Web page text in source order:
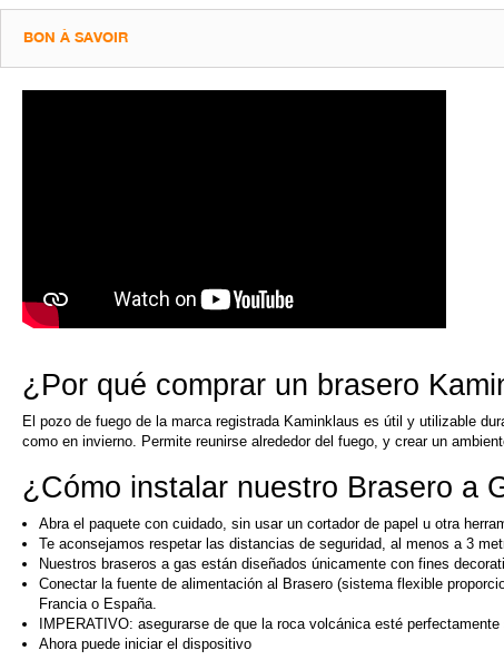
BON À SAVOIR
¿Por qué comprar un brasero
El pozo de fuego de la marca registrada Kaminklaus es útil y utilizable
como en invierno. Permite reunirse alrededor del fuego, y crear un
¿Cómo instalar nuestro Brasero a
Abra el paquete con cuidado, sin usar un cortador de papel u otra
Te aconsejamos respetar las distancias de seguridad, al menos a 3
Nuestros braseros a gas están diseñados únicamente con fines
Conectar la fuente de alimentación al Brasero (sistema flexible
Francia o España.
IMPERATIVO: asegurarse de que la roca volcánica esté
Ahora puede iniciar el dispositivo